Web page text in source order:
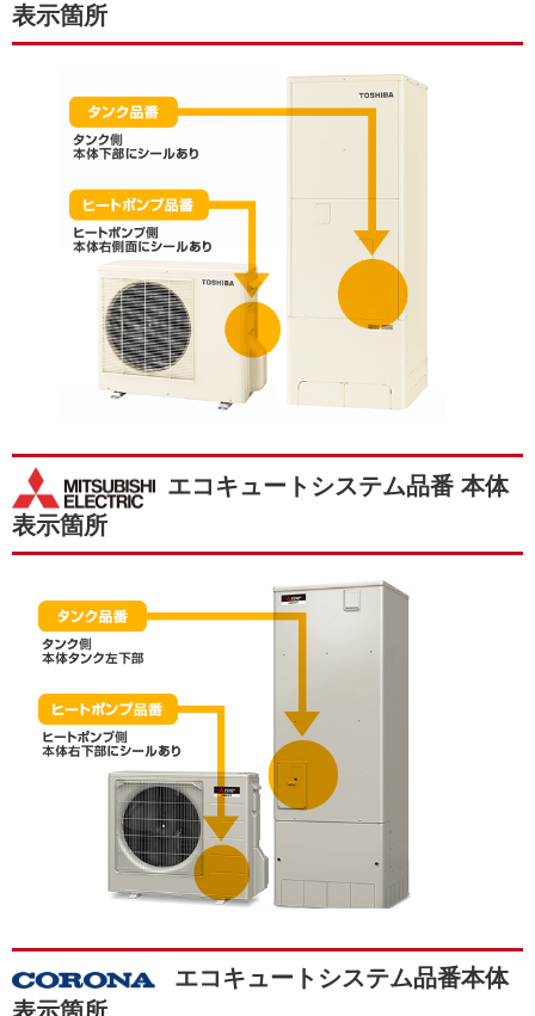
表示箇所
エコキュートシステム品番 本体
表示箇所
エコキュートシステム品番本体